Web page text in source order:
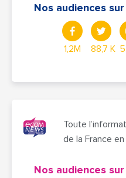
Nos audiences
1,2M 88,7 K
Toute
de la France
Nos audiences